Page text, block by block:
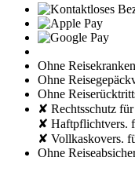
Ohne
Ohne
Ohne
✘ Rechtsschutz
✘ Haftpflichtvers.
✘ Vollkaskovers.
Ohne